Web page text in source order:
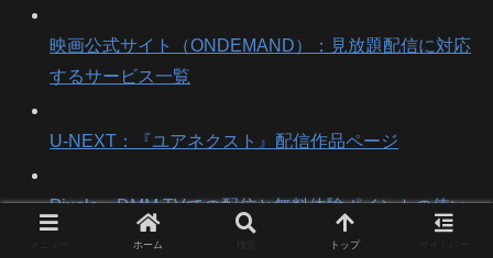
映画公式サイト（ONDEMAND）：見放題配信に対応
するサービス一覧
U-NEXT：『ユアネクスト』配信作品ページ
Pixela：DMM TVでの配信と無料体験ポイントの使い
方
ホーム トップ